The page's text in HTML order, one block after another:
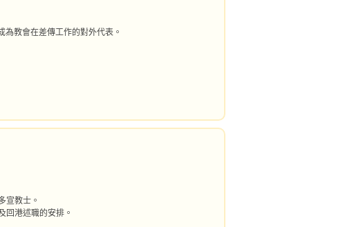
教會在差傳工作的對外代表。
宣教士。
回港述職的安排。